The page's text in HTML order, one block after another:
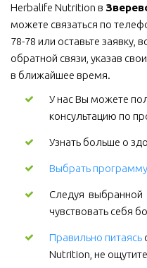
Herbalife Nutrition в
можете связаться по
78-78 или оставьте
обратной связи, указав
в ближайшее время.
У нас Вы можете
консультацию по
Узнать больше о
Выбрать программу
Следуя
чувствовать себя
Правильно питаясь
Nutrition, не